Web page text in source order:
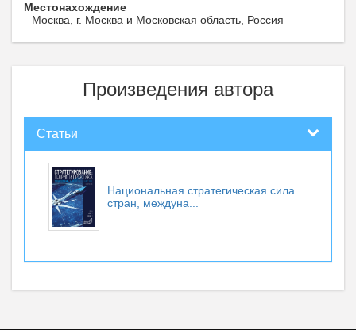
Местонахождение
Москва, г. Москва и Московская область, Россия
Произведения автора
Статьи
Национальная стратегическая сила
стран, междуна...